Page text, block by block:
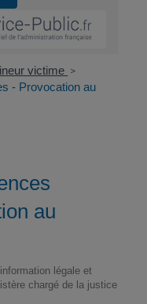
victime >
- Provocation au
au
légale et
chargé de la justice